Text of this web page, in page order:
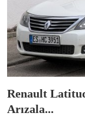
motor soğutma,
pra...
Renault